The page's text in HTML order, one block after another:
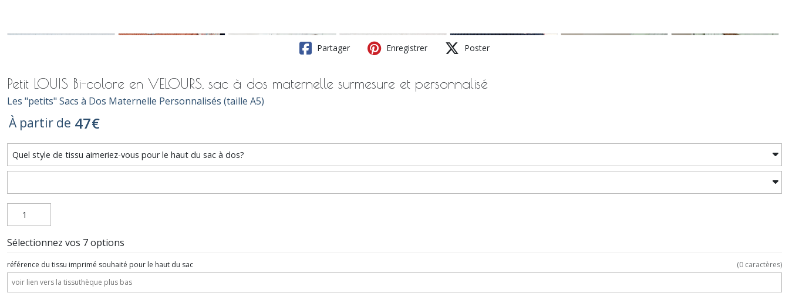
Partager Enregistrer Poster
Petit LOUIS Bi-colore en VELOURS, sac à dos maternelle surmesure et personnalisé
Les "petits" Sacs à Dos Maternelle Personnalisés (taille A5)
À partir de 47€
Sélectionnez vos 7 options
référence du tissu imprimé souhaité pour le haut du sac (0 caractères)